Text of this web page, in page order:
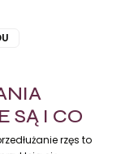
SĄ I CO
O NICH
rzęs to